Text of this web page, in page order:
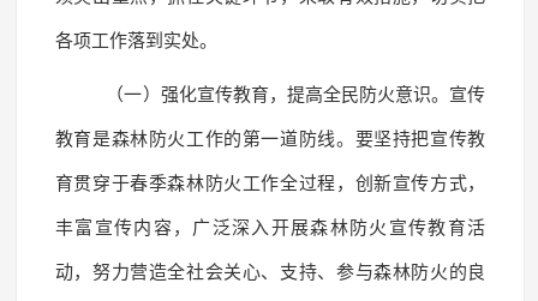
各项工作落到实处。
（一）强化宣传教育，提高全民防火意识。宣传
教育是森林防火工作的第一道防线。要坚持把宣传教
育贯穿于春季森林防火工作全过程，创新宣传方式，
丰富宣传内容，广泛深入开展森林防火宣传教育活
动，努力营造全社会关心、支持、参与森林防火的良